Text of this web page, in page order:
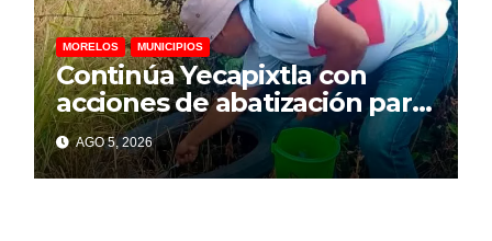
MORELOS MUNICIPIOS
Continúa Yecapixtla con
acciones de abatización para
prevenir dengue, zika y
chikungunya
AGO 5, 2026